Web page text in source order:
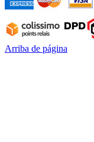
Arriba de página